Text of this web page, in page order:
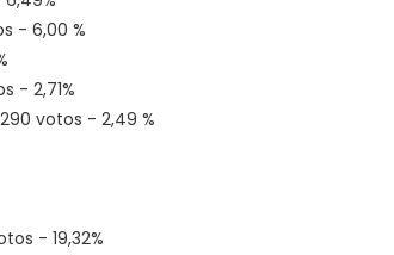
- 6,00 %
- 2,71%
votos - 2,49 %
- 19,32%